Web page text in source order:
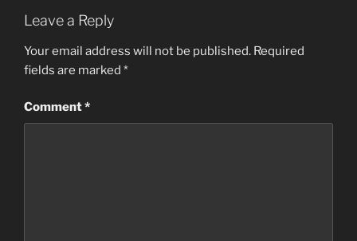
Leave a Reply
Your email address will not be published. Required
fields are marked *
Comment*